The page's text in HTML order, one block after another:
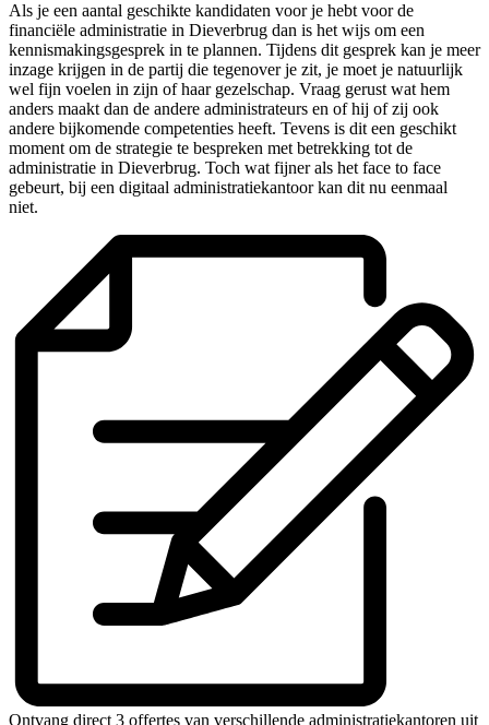
Als je een aantal geschikte kandidaten voor je hebt voor de
financiële administratie in Dieverbrug dan is het wijs om een
kennismakingsgesprek in te plannen. Tijdens dit gesprek kan je meer
inzage krijgen in de partij die tegenover je zit, je moet je natuurlijk
wel fijn voelen in zijn of haar gezelschap. Vraag gerust wat hem
anders maakt dan de andere administrateurs en of hij of zij ook
andere bijkomende competenties heeft. Tevens is dit een geschikt
moment om de strategie te bespreken met betrekking tot de
administratie in Dieverbrug. Toch wat fijner als het face to face
gebeurt, bij een digitaal administratiekantoor kan dit nu eenmaal
niet.
Ontvang direct 3 offertes van verschillende administratiekantoren uit